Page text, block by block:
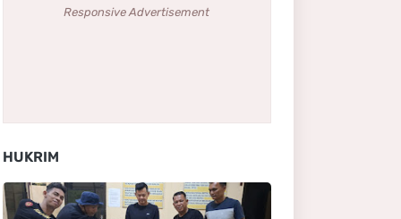
Responsive Advertisement
HUKRIM